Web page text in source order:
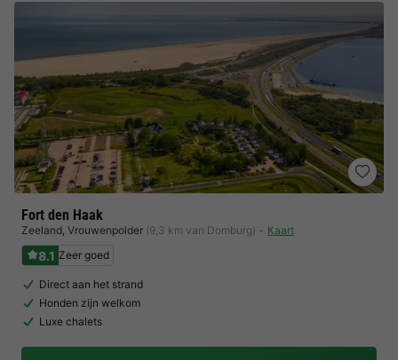
Fort den Haak
Zeeland, Vrouwenpolder (9,3 km van Domburg) Kaart
8.1 Zeer goed
Direct aan het strand
Honden zijn welkom
Luxe chalets